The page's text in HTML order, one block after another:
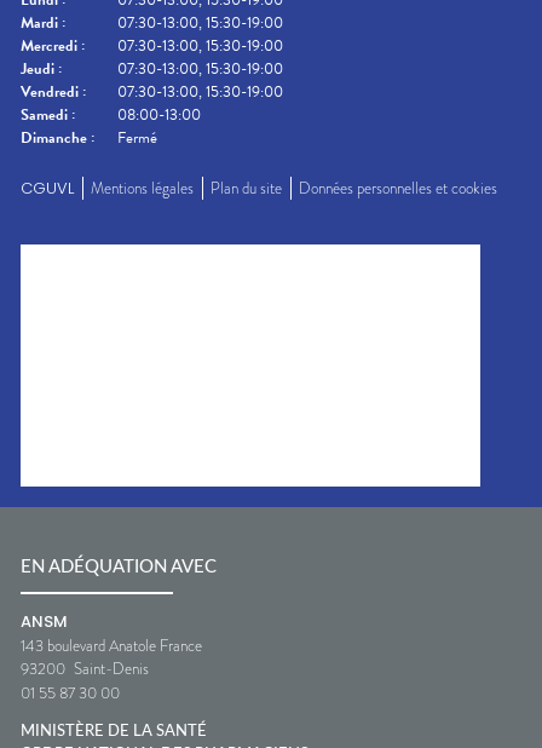
Mardi :
07:30-13:00, 15:30-19:00
Mercredi :
07:30-13:00, 15:30-19:00
Jeudi :
07:30-13:00, 15:30-19:00
Vendredi :
07:30-13:00, 15:30-19:00
Samedi :
08:00-13:00
Dimanche : Fermé
CGUVL Mentions légales Plan du site Données personnelles et cookies
EN ADÉQUATION AVEC
ANSM
143 boulevard Anatole France
93200 Saint-Denis
01 55 87 30 00
MINISTÈRE DE LA SANTÉ